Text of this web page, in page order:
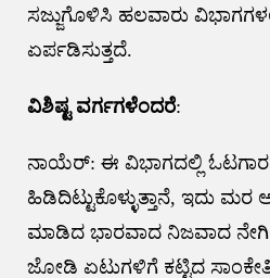
ಸಜ್ಜುಗೊಳಿಸಿ ಹಲವಾರು
ಏರ್ಪಡಿಸುತ್ತದೆ.
ವಿಶಿಷ್ಟ ವರ್ಗಗಳೆಂದರೆ:
ನಾಯೆರ್: ಈ ವಿಭಾಗದಲ್ಲಿ
ಹಿಡಿದಿಟ್ಟುಕೊಳ್ಳುತ್ತಾನೆ, ಇದು
ಮಾಡಿದ ಭಾರವಾದ ನಿಜವಾದ
ಜೋಡಿ ಏಟುಗಳಿಗೆ ಕಟ್ಟಿದ